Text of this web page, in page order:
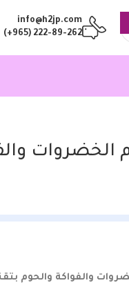
info@h2jp.com
(+965) 222-89-262
والفواكة والحوم